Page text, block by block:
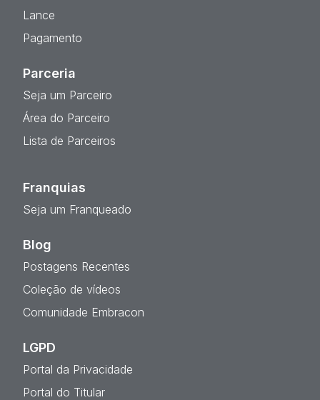
Lance
Pagamento
Parceria
Seja um Parceiro
Área do Parceiro
Lista de Parceiros
Franquias
Seja um Franqueado
Blog
Postagens Recentes
Coleção de vídeos
Comunidade Embracon
LGPD
Portal da Privacidade
Portal do Titular